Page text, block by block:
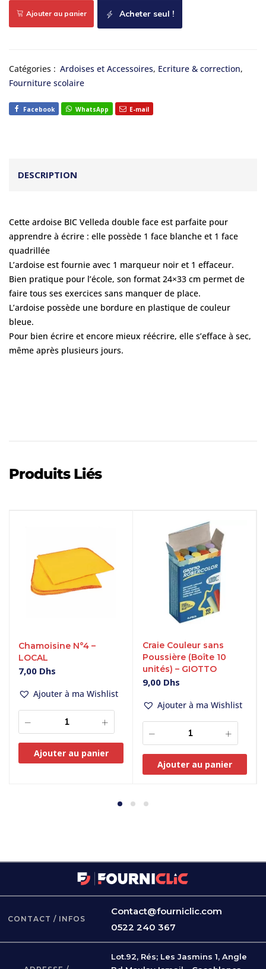
Acheter seul !
Ajouter au panier
Catégories : Ardoises et Accessoires, Ecriture & correction,
Fourniture scolaire
Facebook WhatsApp E-mail
DESCRIPTION
Cette ardoise BIC Velleda double face est parfaite pour
apprendre à écrire : elle possède 1 face blanche et 1 face
quadrillée
L’ardoise est fournie avec 1 marqueur noir et 1 effaceur.
Bien pratique pour l’école, son format 24×33 cm permet de
faire tous ses exercices sans manquer de place.
L’ardoise possède une bordure en plastique de couleur
bleue.
Pour bien écrire et encore mieux réécrire, elle s’efface à sec,
même après plusieurs jours.
Produits Liés
Chamoisine N°4 –
LOCAL
7,00 Dhs
Ajouter à ma Wishlist
Ajouter au panier
Craie Couleur sans
Poussière (Boîte 10
unités) – GIOTTO
9,00 Dhs
Ajouter à ma Wishlist
Ajouter au panier
CONTACT / INFOS
Contact@fourniclic.com
0522 240 367
Lot.92, Rés; Les Jasmins 1, Angle